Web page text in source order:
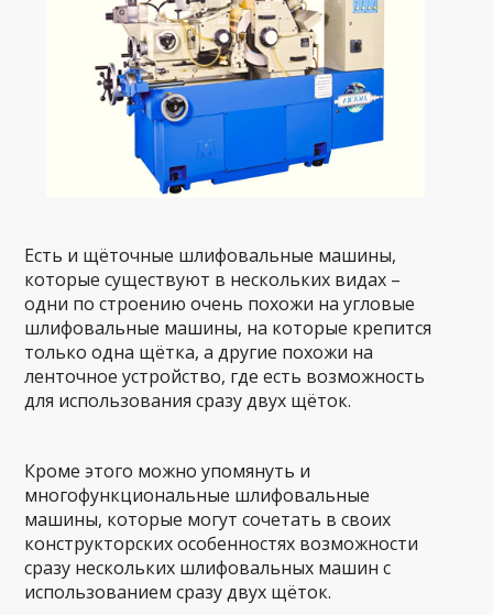
Есть и щёточные шлифовальные машины,
которые существуют в нескольких видах –
одни по строению очень похожи на угловые
шлифовальные машины, на которые крепится
только одна щётка, а другие похожи на
ленточное устройство, где есть возможность
для использования сразу двух щёток.
Кроме этого можно упомянуть и
многофункциональные шлифовальные
машины, которые могут сочетать в своих
конструкторских особенностях возможности
сразу нескольких шлифовальных машин с
использованием сразу двух щёток.